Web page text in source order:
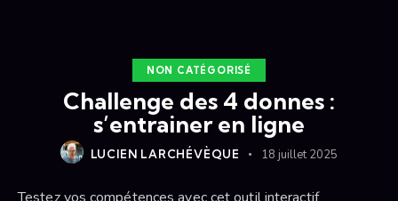
NON CATÉGORISÉ
Challenge des 4 donnes :
s’entrainer en ligne
LUCIEN LARCHÉVÈQUE 18 juillet 2025